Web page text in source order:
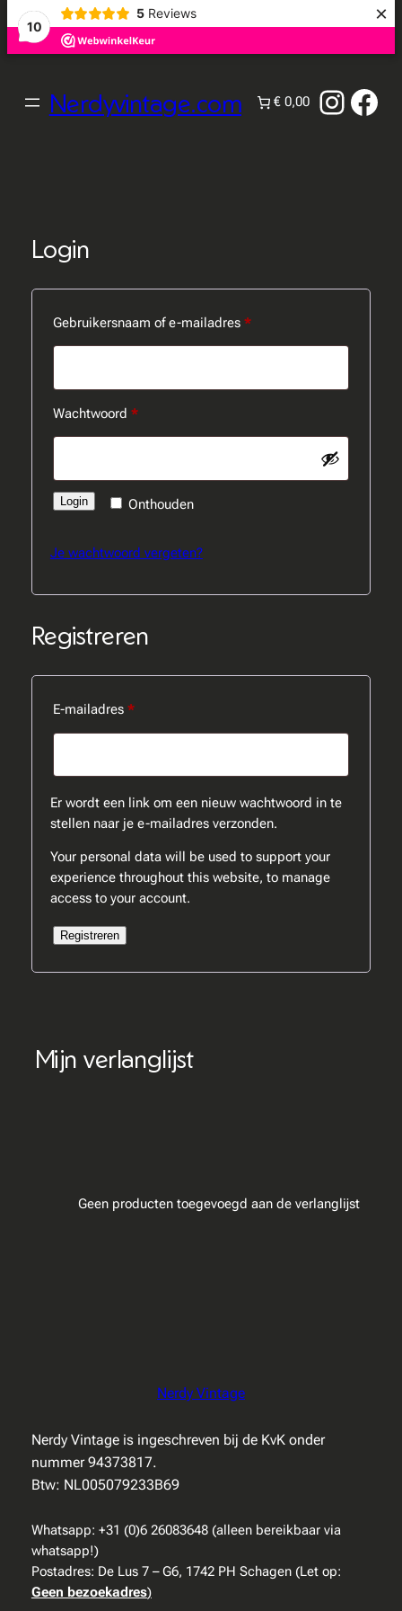
10
5 Reviews ×
Nerdyvintage.com € 0,00
Login
Gebruikersnaam of e-mailadres *Vereist
Wachtwoord *Vereist
Onthouden
Login
Je wachtwoord vergeten?
Registreren
E-mailadres *Vereist
Er wordt een link om een nieuw wachtwoord in te
stellen naar je e-mailadres verzonden.
Your personal data will be used to support your
experience throughout this website, to manage
access to your account.
Registreren
Mijn verlanglijst
Geen producten toegevoegd aan de verlanglijst
Nerdy Vintage
Nerdy Vintage is ingeschreven bij de KvK onder
nummer 94373817.
Btw: NL005079233B69
Whatsapp: +31 (0)6 26083648 (alleen bereikbaar via
whatsapp!)
Postadres: De Lus 7 – G6, 1742 PH Schagen (Let op:
Geen bezoekadres)